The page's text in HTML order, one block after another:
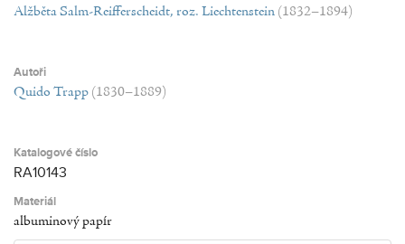
Alžběta Salm-Reifferscheidt, roz. Liechtenstein (1832–1894)
Autoři
Quido Trapp (1830–1889)
Katalogové číslo
RA10143
Materiál
albuminový papír